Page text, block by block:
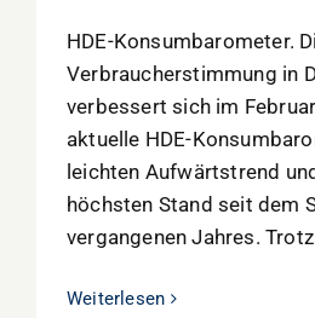
HDE-Konsumbarometer.
Verbraucherstimmung in
verbessert sich im
aktuelle HDE-
leichten Aufwärtstrend
höchsten Stand seit dem
vergangenen Jahres.
Weiterlesen